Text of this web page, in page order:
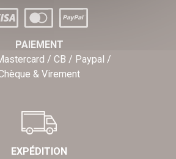
PAIEMENT
/ CB / Paypal /
& Virement
EXPÉDITION